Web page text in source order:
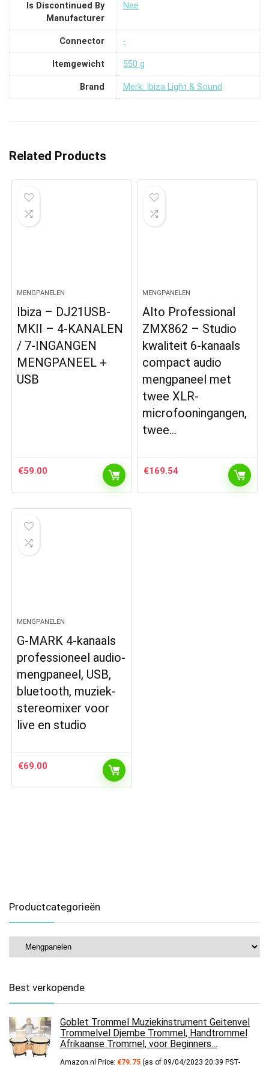
Is Discontinued By
Manufacturer
‎Nee
Connector ‎-
Itemgewicht ‎550 g
Brand Merk: Ibiza Light & Sound
Related Products
MENGPANELEN
Ibiza – DJ21USB-
MKII – 4-KANALEN
/ 7-INGANGEN
MENGPANEEL +
USB
€59.00
MENGPANELEN
Alto Professional
ZMX862 – Studio
kwaliteit 6-kanaals
compact audio
mengpaneel met
twee XLR-
microfooningangen,
twee…
€169.54
MENGPANELEN
G-MARK 4-kanaals
professioneel audio-
mengpaneel, USB,
bluetooth, muziek-
stereomixer voor
live en studio
€69.00
Productcategorieën
Best verkopende
Goblet Trommel Muziekinstrument Geitenvel
Trommelvel Djembe Trommel, Handtrommel
Afrikaanse Trommel, voor Beginners…
Amazon.nl Price: €79.75 (as of 09/04/2023 20:39 PST-